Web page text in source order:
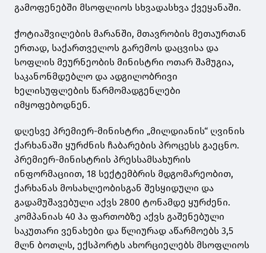
გამოფენებში მსოფლიოს სხვადასხვა ქვეყანაში.
ჭოტიაშვილების მარანში, მთავრობის მეთაურთან
ერთად, საქართველოს გარემოს დაცვისა და
სოფლის მეურნეობის მინისტრი ოთარ შამუგია,
საკანონმდებლო და ადგილობრივი
ხელისუფლების წარმომადგენლები
იმყოფებოდნენ.
დღესვე პრემიერ-მინისტრი „მილდიანის“ ღვინის
ქარხანაში ყურძნის ჩაბარების პროცესს გაეცნო.
პრემიერ-მინისტრის პრესსამსახურის
ინფორმაციით, 18 სექტემბრის მდგომარეობით,
ქარხანას მოსახლეობისგან შესყიდული და
გადამუშავებული აქვს 2800 ტონამდე ყურძენი.
კომპანიას 40 ჰა ფართობზე აქვს გაშენებული
საკუთარი ვენახები და წლიურად აწარმოებს 3,5
მლნ ბოთლს, ექსპორტს ახორციელებს მსოფლიოს